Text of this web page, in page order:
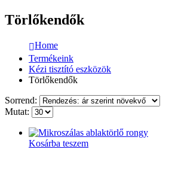
Törlőkendők
Home
Termékeink
Kézi tisztító eszközök
Törlőkendők
Sorrend:
Mutat:
Kosárba teszem